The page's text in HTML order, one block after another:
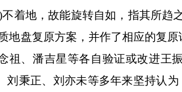
不着地，故能旋转自如，指其所趋
地盘复原方案，并作了相应的复原
祖、潘吉星等各自验证或改进王
刘秉正、刘亦未等多年来坚持认